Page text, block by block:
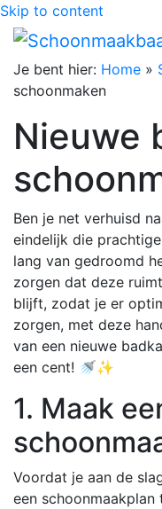
Skip to content
Je bent hier: Home »
schoonmaken
Nieuwe
Ben je net verhuisd
eindelijk die
lang van gedroomd
zorgen dat deze
blijft, zodat je er
zorgen, met deze
van een nieuwe
een cent! 🚿✨
1. Maak
Voordat je aan de
een schoonmaakplan